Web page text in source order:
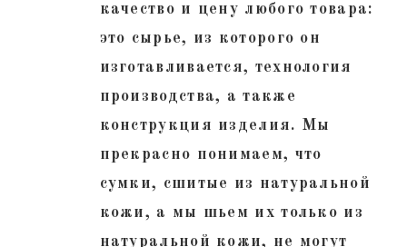
качество и цену любого товара:
это сырье, из которого он
изготавливается, технология
производства, а также
конструкция изделия. Мы
прекрасно понимаем, что
сумки, сшитые из натуральной
кожи, а мы шьем их только из
натуральной кожи, не могут